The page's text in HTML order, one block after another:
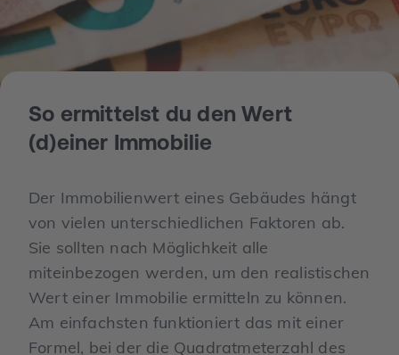
So ermittelst du den Wert
(d)einer Immobilie
Der Immobilienwert eines Gebäudes hängt
von vielen unterschiedlichen Faktoren ab.
Sie sollten nach Möglichkeit alle
miteinbezogen werden, um den realistischen
Wert einer Immobilie ermitteln zu können.
Am einfachsten funktioniert das mit einer
Formel, bei der die Quadratmeterzahl des